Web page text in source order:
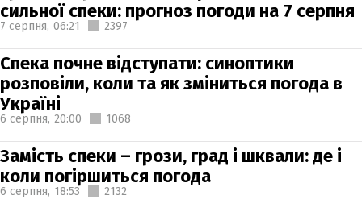
сильної спеки: прогноз погоди на 7 серпня
7 серпня, 06:21 2397
Спека почне відступати: синоптики
розповіли, коли та як зміниться погода в
Україні
6 серпня, 20:00 1068
Замість спеки – грози, град і шквали: де і
коли погіршиться погода
6 серпня, 18:53 2132